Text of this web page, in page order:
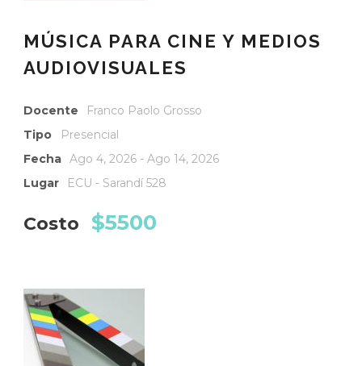
MÚSICA PARA CINE Y MEDIOS
AUDIOVISUALES
Docente
Franco Paolo Grosso
Tipo
Presencial
Fecha Ago 4, 2026 - Ago 14, 2026
Lugar
ECU - Sarandí 528
Costo $5500